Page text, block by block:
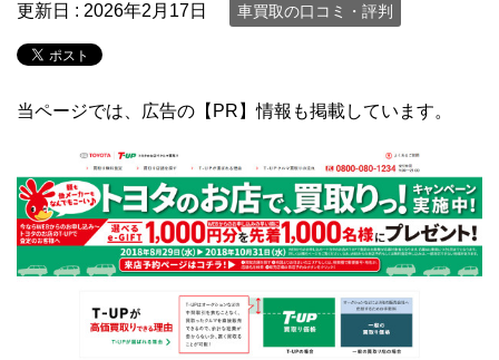
更新日 : 2026年2月17日 車買取の口コミ・評判
当ページでは、広告の【PR】情報も掲載しています。